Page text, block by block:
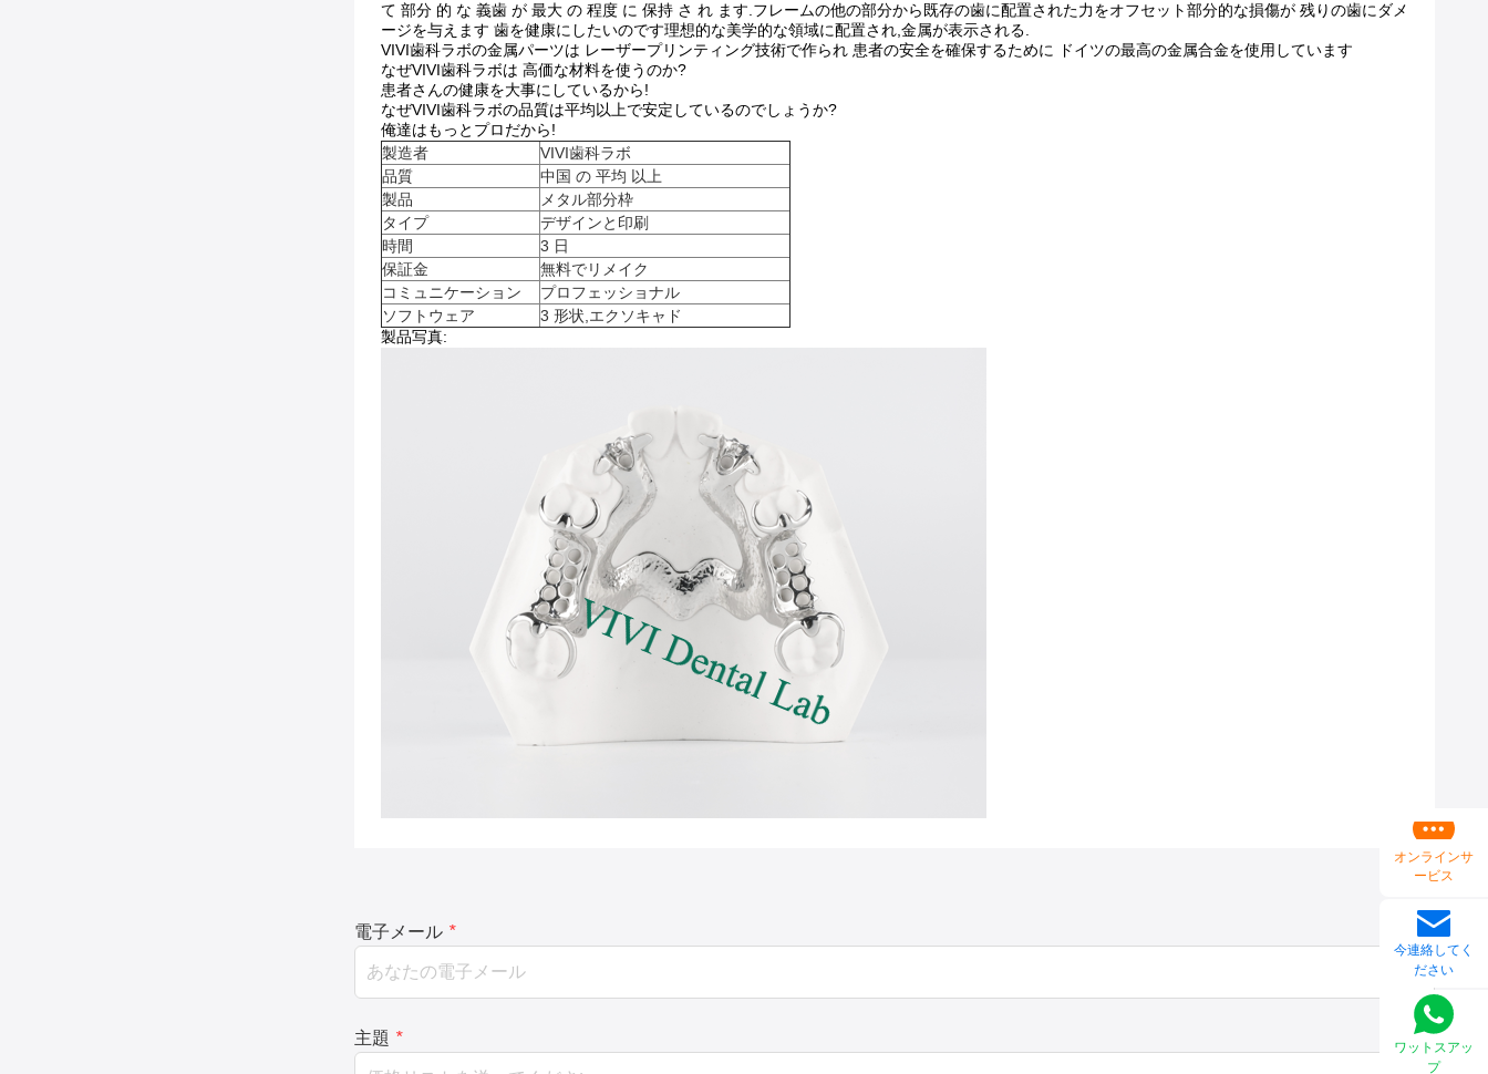
て 部分 的 な 義歯 が 最大 の 程度 に 保持 さ れ ます.フレームの他の部分から既存の歯に配置された力をオフセット部分的な損傷が 残りの歯にダメ
ージを与えます 歯を健康にしたいのです理想的な美学的な領域に配置され,金属が表示される.
VIVI歯科ラボの金属パーツは レーザープリンティング技術で作られ 患者の安全を確保するために ドイツの最高の金属合金を使用しています
なぜVIVI歯科ラボは 高価な材料を使うのか?
患者さんの健康を大事にしているから!
なぜVIVI歯科ラボの品質は平均以上で安定しているのでしょうか?
俺達はもっとプロだから!
製造者
VIVI歯科ラボ
品質
中国 の 平均 以上
製品
メタル部分枠
タイプ
デザインと印刷
時間
3 日
保証金
無料でリメイク
コミュニケーション
プロフェッショナル
ソフトウェア
3 形状,エクソキャド
製品写真:
電子メール *
主題 *
オンラインサ
ービス
今連絡してく
ださい
ワットスアッ
プ